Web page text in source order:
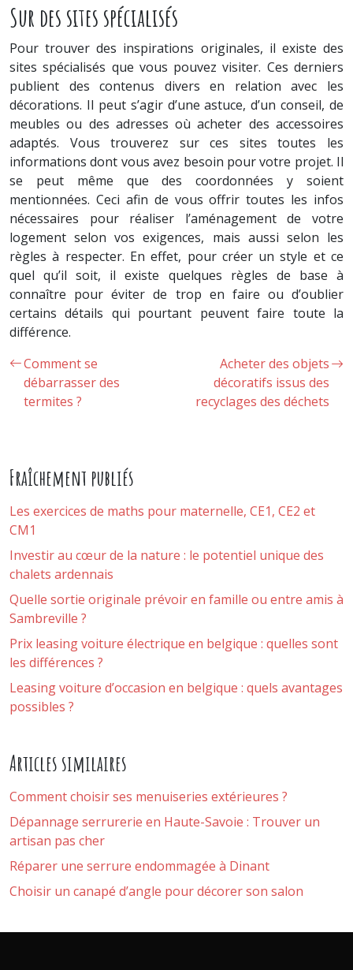
Sur des sites spécialisés
Pour trouver des inspirations originales, il existe des
sites spécialisés que vous pouvez visiter. Ces derniers
publient des contenus divers en relation avec les
décorations. Il peut s’agir d’une astuce, d’un conseil, de
meubles ou des adresses où acheter des accessoires
adaptés. Vous trouverez sur ces sites toutes les
informations dont vous avez besoin pour votre projet. Il
se peut même que des coordonnées y soient
mentionnées. Ceci afin de vous offrir toutes les infos
nécessaires pour réaliser l’aménagement de votre
logement selon vos exigences, mais aussi selon les
règles à respecter. En effet, pour créer un style et ce
quel qu’il soit, il existe quelques règles de base à
connaître pour éviter de trop en faire ou d’oublier
certains détails qui pourtant peuvent faire toute la
différence.
Comment se
débarrasser des
termites ?
Acheter des objets
décoratifs issus des
recyclages des déchets
Fraîchement publiés
Les exercices de maths pour maternelle, CE1, CE2 et
CM1
Investir au cœur de la nature : le potentiel unique des
chalets ardennais
Quelle sortie originale prévoir en famille ou entre amis à
Sambreville ?
Prix leasing voiture électrique en belgique : quelles sont
les différences ?
Leasing voiture d’occasion en belgique : quels avantages
possibles ?
Articles similaires
Comment choisir ses menuiseries extérieures ?
Dépannage serrurerie en Haute-Savoie : Trouver un
artisan pas cher
Réparer une serrure endommagée à Dinant
Choisir un canapé d’angle pour décorer son salon